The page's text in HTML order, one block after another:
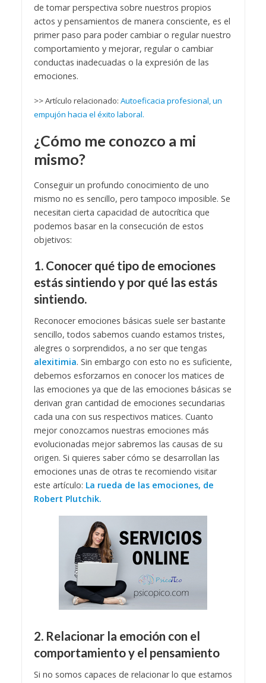
de tomar perspectiva sobre nuestros propios
actos y pensamientos de manera consciente, es el
primer paso para poder cambiar o regular nuestro
comportamiento y mejorar, regular o cambiar
conductas inadecuadas o la expresión de las
emociones.
>> Artículo relacionado: Autoeficacia profesional, un
empujón hacia el éxito laboral.
¿Cómo me conozco a mi
mismo?
Conseguir un profundo conocimiento de uno
mismo no es sencillo, pero tampoco imposible. Se
necesitan cierta capacidad de autocrítica que
podemos basar en la consecución de estos
objetivos:
1. Conocer qué tipo de emociones
estás sintiendo y por qué las estás
sintiendo.
Reconocer emociones básicas suele ser bastante
sencillo, todos sabemos cuando estamos tristes,
alegres o sorprendidos, a no ser que tengas
alexitimia. Sin embargo con esto no es suficiente,
debemos esforzarnos en conocer los matices de
las emociones ya que de las emociones básicas se
derivan gran cantidad de emociones secundarias
cada una con sus respectivos matices. Cuanto
mejor conozcamos nuestras emociones más
evolucionadas mejor sabremos las causas de su
origen. Si quieres saber cómo se desarrollan las
emociones unas de otras te recomiendo visitar
este artículo: La rueda de las emociones, de
Robert Plutchik.
2. Relacionar la emoción con el
comportamiento y el pensamiento
Si no somos capaces de relacionar lo que estamos